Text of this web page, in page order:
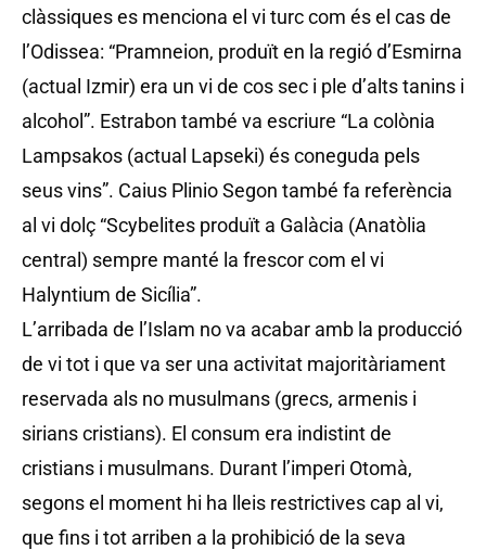
clàssiques es menciona el vi turc com és el cas de
l’Odissea: “Pramneion, produït en la regió d’Esmirna
(actual Izmir) era un vi de cos sec i ple d’alts tanins i
alcohol”. Estrabon també va escriure “La colònia
Lampsakos (actual Lapseki) és coneguda pels
seus vins”. Caius Plinio Segon també fa referència
al vi dolç “Scybelites produït a Galàcia (Anatòlia
central) sempre manté la frescor com el vi
Halyntium de Sicília”.
L’arribada de l’Islam no va acabar amb la producció
de vi tot i que va ser una activitat majoritàriament
reservada als no musulmans (grecs, armenis i
sirians cristians). El consum era indistint de
cristians i musulmans. Durant l’imperi Otomà,
segons el moment hi ha lleis restrictives cap al vi,
que fins i tot arriben a la prohibició de la seva